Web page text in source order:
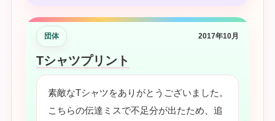
団体 2017年10月
Tシャツプリント
素敵なTシャツをありがとうございました。
こちらの伝達ミスで不足分が出たため、追